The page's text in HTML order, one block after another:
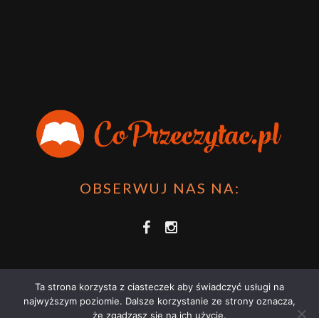
OBSERWUJ NAS NA:
Ta strona korzysta z ciasteczek aby świadczyć usługi na
najwyższym poziomie. Dalsze korzystanie ze strony oznacza,
że zgadzasz się na ich użycie.